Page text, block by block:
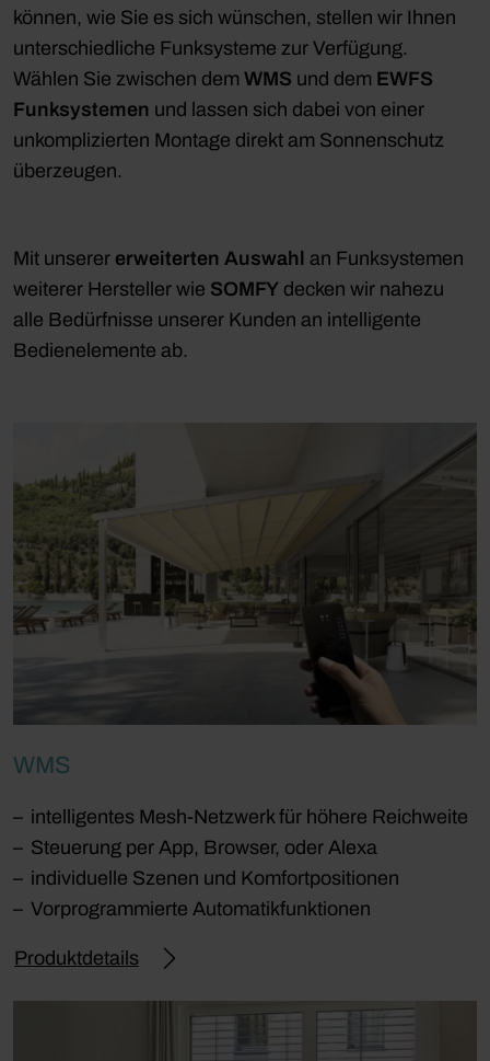
können, wie Sie es sich wünschen, stellen wir Ihnen
unterschiedliche Funksysteme zur Verfügung.
Wählen Sie zwischen dem WMS und dem EWFS
Funksystemen und lassen sich dabei von einer
unkomplizierten Montage direkt am Sonnenschutz
überzeugen.
Mit unserer erweiterten Auswahl an Funksystemen
weiterer Hersteller wie SOMFY decken wir nahezu
alle Bedürfnisse unserer Kunden an intelligente
Bedienelemente ab.
WMS
intelligentes Mesh-Netzwerk für höhere Reichweite
Steuerung per App, Browser, oder Alexa
individuelle Szenen und Komfortpositionen
Vorprogrammierte Automatikfunktionen
Produktdetails